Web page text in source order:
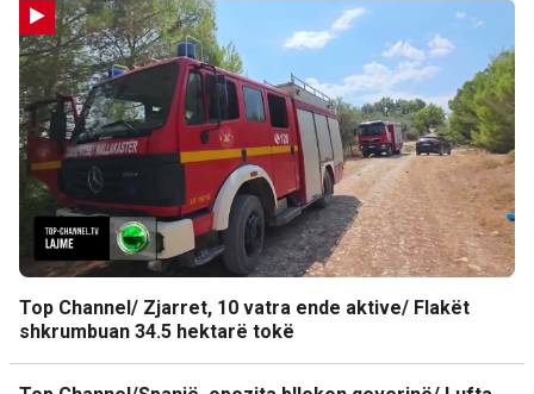
Top Channel/ Zjarret, 10 vatra ende aktive/ Flakët
shkrumbuan 34.5 hektarë tokë